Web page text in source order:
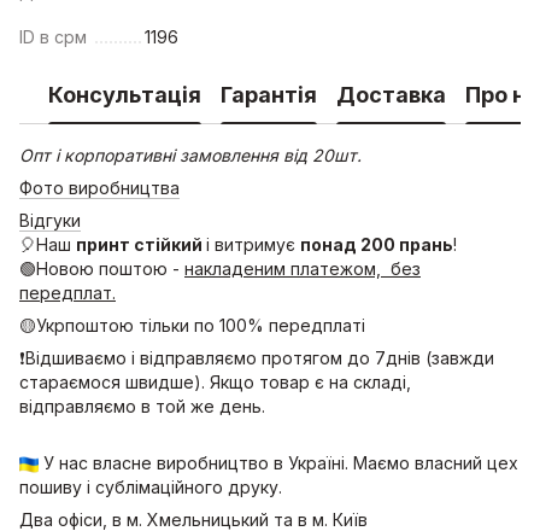
ID в срм 1196
Консультація Гарантія Доставка Про
Опт і корпоративні замовлення від 20шт.
Фото виробництва
Відгуки
🎈Наш принт стійкий і витримує понад 200 прань!
🟢Новою поштою - накладеним платежом, без
передплат.
🟡Укрпоштою тільки по 100% передплаті
❗Відшиваємо і відправляємо протягом до 7днів (завжди
стараємося швидше). Якщо товар є на складі,
відправляємо в той же день.
У нас власне виробництво в Україні. Маємо власний цех
пошиву і сублімаційного друку.
Два офіси, в м. Хмельницький та в м. Київ